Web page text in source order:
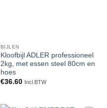
BIJLEN
Kloofbijl ADLER professioneel
2kg, met essen steel 80cm en
hoes
€36.60 Incl.BTW